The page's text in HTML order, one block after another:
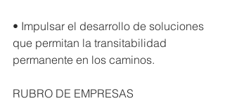
• Impulsar el desarrollo de soluciones
que permitan la transitabilidad
permanente en los caminos.
RUBRO DE EMPRESAS